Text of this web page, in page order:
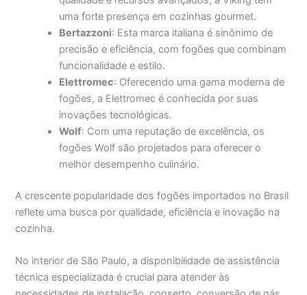
uma forte presença em cozinhas gourmet.
Bertazzoni: Esta marca italiana é sinônimo de
precisão e eficiência, com fogões que combinam
funcionalidade e estilo.
Elettromec: Oferecendo uma gama moderna de
fogões, a Elettromec é conhecida por suas
inovações tecnológicas.
Wolf: Com uma reputação de excelência, os
fogões Wolf são projetados para oferecer o
melhor desempenho culinário.
A crescente popularidade dos fogões importados no Brasil
reflete uma busca por qualidade, eficiência e inovação na
cozinha.
No interior de São Paulo, a disponibilidade de assistência
técnica especializada é crucial para atender às